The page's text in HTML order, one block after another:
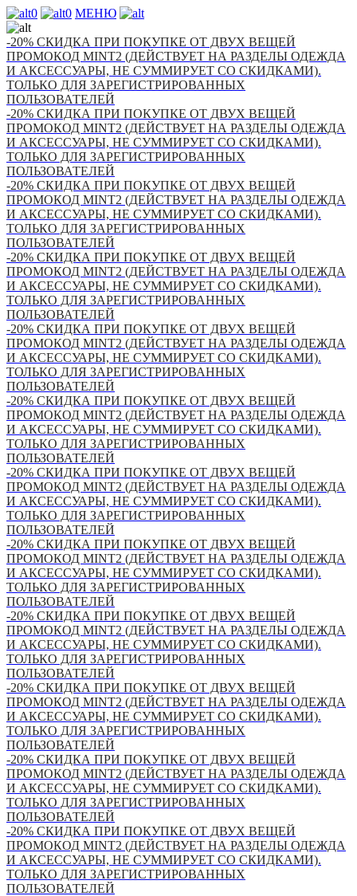
0 0 МЕНЮ
-20% СКИДКА ПРИ ПОКУПКЕ ОТ ДВУХ ВЕЩЕЙ
ПРОМОКОД MINT2 (ДЕЙСТВУЕТ НА РАЗДЕЛЫ ОДЕЖДА
И АКСЕССУАРЫ, НЕ СУММИРУЕТ СО СКИДКАМИ).
ТОЛЬКО ДЛЯ ЗАРЕГИСТРИРОВАННЫХ
ПОЛЬЗОВАТЕЛЕЙ
-20% СКИДКА ПРИ ПОКУПКЕ ОТ ДВУХ ВЕЩЕЙ
ПРОМОКОД MINT2 (ДЕЙСТВУЕТ НА РАЗДЕЛЫ ОДЕЖДА
И АКСЕССУАРЫ, НЕ СУММИРУЕТ СО СКИДКАМИ).
ТОЛЬКО ДЛЯ ЗАРЕГИСТРИРОВАННЫХ
ПОЛЬЗОВАТЕЛЕЙ
-20% СКИДКА ПРИ ПОКУПКЕ ОТ ДВУХ ВЕЩЕЙ
ПРОМОКОД MINT2 (ДЕЙСТВУЕТ НА РАЗДЕЛЫ ОДЕЖДА
И АКСЕССУАРЫ, НЕ СУММИРУЕТ СО СКИДКАМИ).
ТОЛЬКО ДЛЯ ЗАРЕГИСТРИРОВАННЫХ
ПОЛЬЗОВАТЕЛЕЙ
-20% СКИДКА ПРИ ПОКУПКЕ ОТ ДВУХ ВЕЩЕЙ
ПРОМОКОД MINT2 (ДЕЙСТВУЕТ НА РАЗДЕЛЫ ОДЕЖДА
И АКСЕССУАРЫ, НЕ СУММИРУЕТ СО СКИДКАМИ).
ТОЛЬКО ДЛЯ ЗАРЕГИСТРИРОВАННЫХ
ПОЛЬЗОВАТЕЛЕЙ
-20% СКИДКА ПРИ ПОКУПКЕ ОТ ДВУХ ВЕЩЕЙ
ПРОМОКОД MINT2 (ДЕЙСТВУЕТ НА РАЗДЕЛЫ ОДЕЖДА
И АКСЕССУАРЫ, НЕ СУММИРУЕТ СО СКИДКАМИ).
ТОЛЬКО ДЛЯ ЗАРЕГИСТРИРОВАННЫХ
ПОЛЬЗОВАТЕЛЕЙ
-20% СКИДКА ПРИ ПОКУПКЕ ОТ ДВУХ ВЕЩЕЙ
ПРОМОКОД MINT2 (ДЕЙСТВУЕТ НА РАЗДЕЛЫ ОДЕЖДА
И АКСЕССУАРЫ, НЕ СУММИРУЕТ СО СКИДКАМИ).
ТОЛЬКО ДЛЯ ЗАРЕГИСТРИРОВАННЫХ
ПОЛЬЗОВАТЕЛЕЙ
-20% СКИДКА ПРИ ПОКУПКЕ ОТ ДВУХ ВЕЩЕЙ
ПРОМОКОД MINT2 (ДЕЙСТВУЕТ НА РАЗДЕЛЫ ОДЕЖДА
И АКСЕССУАРЫ, НЕ СУММИРУЕТ СО СКИДКАМИ).
ТОЛЬКО ДЛЯ ЗАРЕГИСТРИРОВАННЫХ
ПОЛЬЗОВАТЕЛЕЙ
-20% СКИДКА ПРИ ПОКУПКЕ ОТ ДВУХ ВЕЩЕЙ
ПРОМОКОД MINT2 (ДЕЙСТВУЕТ НА РАЗДЕЛЫ ОДЕЖДА
И АКСЕССУАРЫ, НЕ СУММИРУЕТ СО СКИДКАМИ).
ТОЛЬКО ДЛЯ ЗАРЕГИСТРИРОВАННЫХ
ПОЛЬЗОВАТЕЛЕЙ
-20% СКИДКА ПРИ ПОКУПКЕ ОТ ДВУХ ВЕЩЕЙ
ПРОМОКОД MINT2 (ДЕЙСТВУЕТ НА РАЗДЕЛЫ ОДЕЖДА
И АКСЕССУАРЫ, НЕ СУММИРУЕТ СО СКИДКАМИ).
ТОЛЬКО ДЛЯ ЗАРЕГИСТРИРОВАННЫХ
ПОЛЬЗОВАТЕЛЕЙ
-20% СКИДКА ПРИ ПОКУПКЕ ОТ ДВУХ ВЕЩЕЙ
ПРОМОКОД MINT2 (ДЕЙСТВУЕТ НА РАЗДЕЛЫ ОДЕЖДА
И АКСЕССУАРЫ, НЕ СУММИРУЕТ СО СКИДКАМИ).
ТОЛЬКО ДЛЯ ЗАРЕГИСТРИРОВАННЫХ
ПОЛЬЗОВАТЕЛЕЙ
-20% СКИДКА ПРИ ПОКУПКЕ ОТ ДВУХ ВЕЩЕЙ
ПРОМОКОД MINT2 (ДЕЙСТВУЕТ НА РАЗДЕЛЫ ОДЕЖДА
И АКСЕССУАРЫ, НЕ СУММИРУЕТ СО СКИДКАМИ).
ТОЛЬКО ДЛЯ ЗАРЕГИСТРИРОВАННЫХ
ПОЛЬЗОВАТЕЛЕЙ
-20% СКИДКА ПРИ ПОКУПКЕ ОТ ДВУХ ВЕЩЕЙ
ПРОМОКОД MINT2 (ДЕЙСТВУЕТ НА РАЗДЕЛЫ ОДЕЖДА
И АКСЕССУАРЫ, НЕ СУММИРУЕТ СО СКИДКАМИ).
ТОЛЬКО ДЛЯ ЗАРЕГИСТРИРОВАННЫХ
ПОЛЬЗОВАТЕЛЕЙ